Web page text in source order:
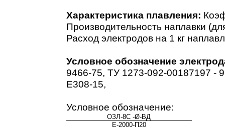
Характеристика плавления:
Производительность наплавки
Расход электродов на 1 кг
Условное обозначение
9466-75, ТУ 1273-092-00187197 -
E308-15,
Условное обозначение:
ОЗЛ-8С -Ø-ВД
Е-2000-П20